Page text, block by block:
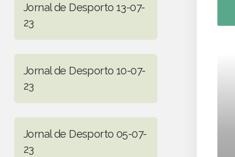
Jornal de Desporto 13-07-
23
Jornal de Desporto 10-07-
23
Jornal de Desporto 05-07-
23